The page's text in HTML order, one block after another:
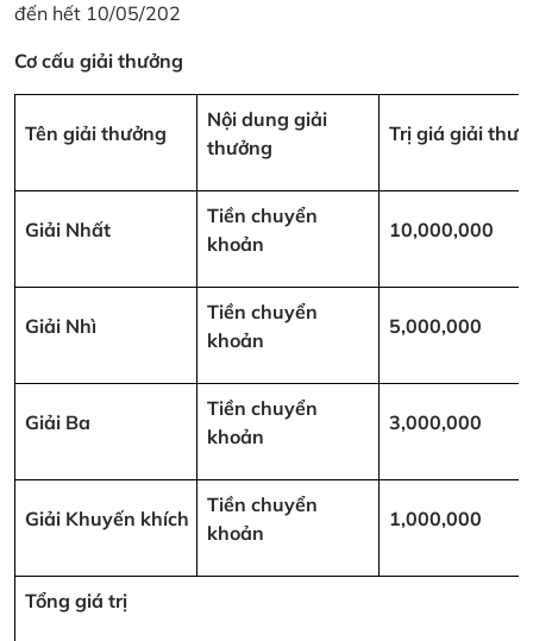
đến hết 10/05/202
Cơ cấu giải thưởng
Tên giải thưởng
Nội dung giải
thưởng
Trị giá giải
Giải Nhất
Tiền chuyển
khoản
10,000,000
Giải Nhì
Tiền chuyển
khoản
5,000,000
Giải Ba
Tiền chuyển
khoản
3,000,000
Giải Khuyến khích
Tiền chuyển
khoản
1,000,000
Tổng giá trị